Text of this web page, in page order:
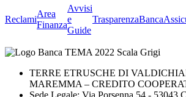
Reclami
Area
Finanza
Avvisi
e
Guide
Trasparenza
TERRE ETRUSCHE DI
MAREMMA – CREDITO
Sede Legale: Via Porsenna 54 - 53043